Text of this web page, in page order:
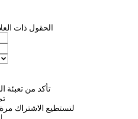
الحقول ذات
تأكد من تعبئة
لتستطيع الاشتراك